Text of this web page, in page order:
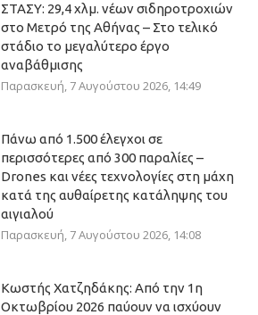
ΣΤΑΣΥ: 29,4 χλμ. νέων σιδηροτροχιών
στο Μετρό της Αθήνας – Στο τελικό
στάδιο το μεγαλύτερο έργο
αναβάθμισης
Παρασκευή, 7 Αυγούστου 2026, 14:49
Πάνω από 1.500 έλεγχοι σε
περισσότερες από 300 παραλίες –
Drones και νέες τεχνολογίες στη μάχη
κατά της αυθαίρετης κατάληψης του
αιγιαλού
Παρασκευή, 7 Αυγούστου 2026, 14:08
Κωστής Χατζηδάκης: Από την 1η
Οκτωβρίου 2026 παύουν να ισχύουν